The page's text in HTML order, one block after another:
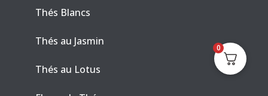
Thés Blancs
Thés au Jasmin
Thés au Lotus
0